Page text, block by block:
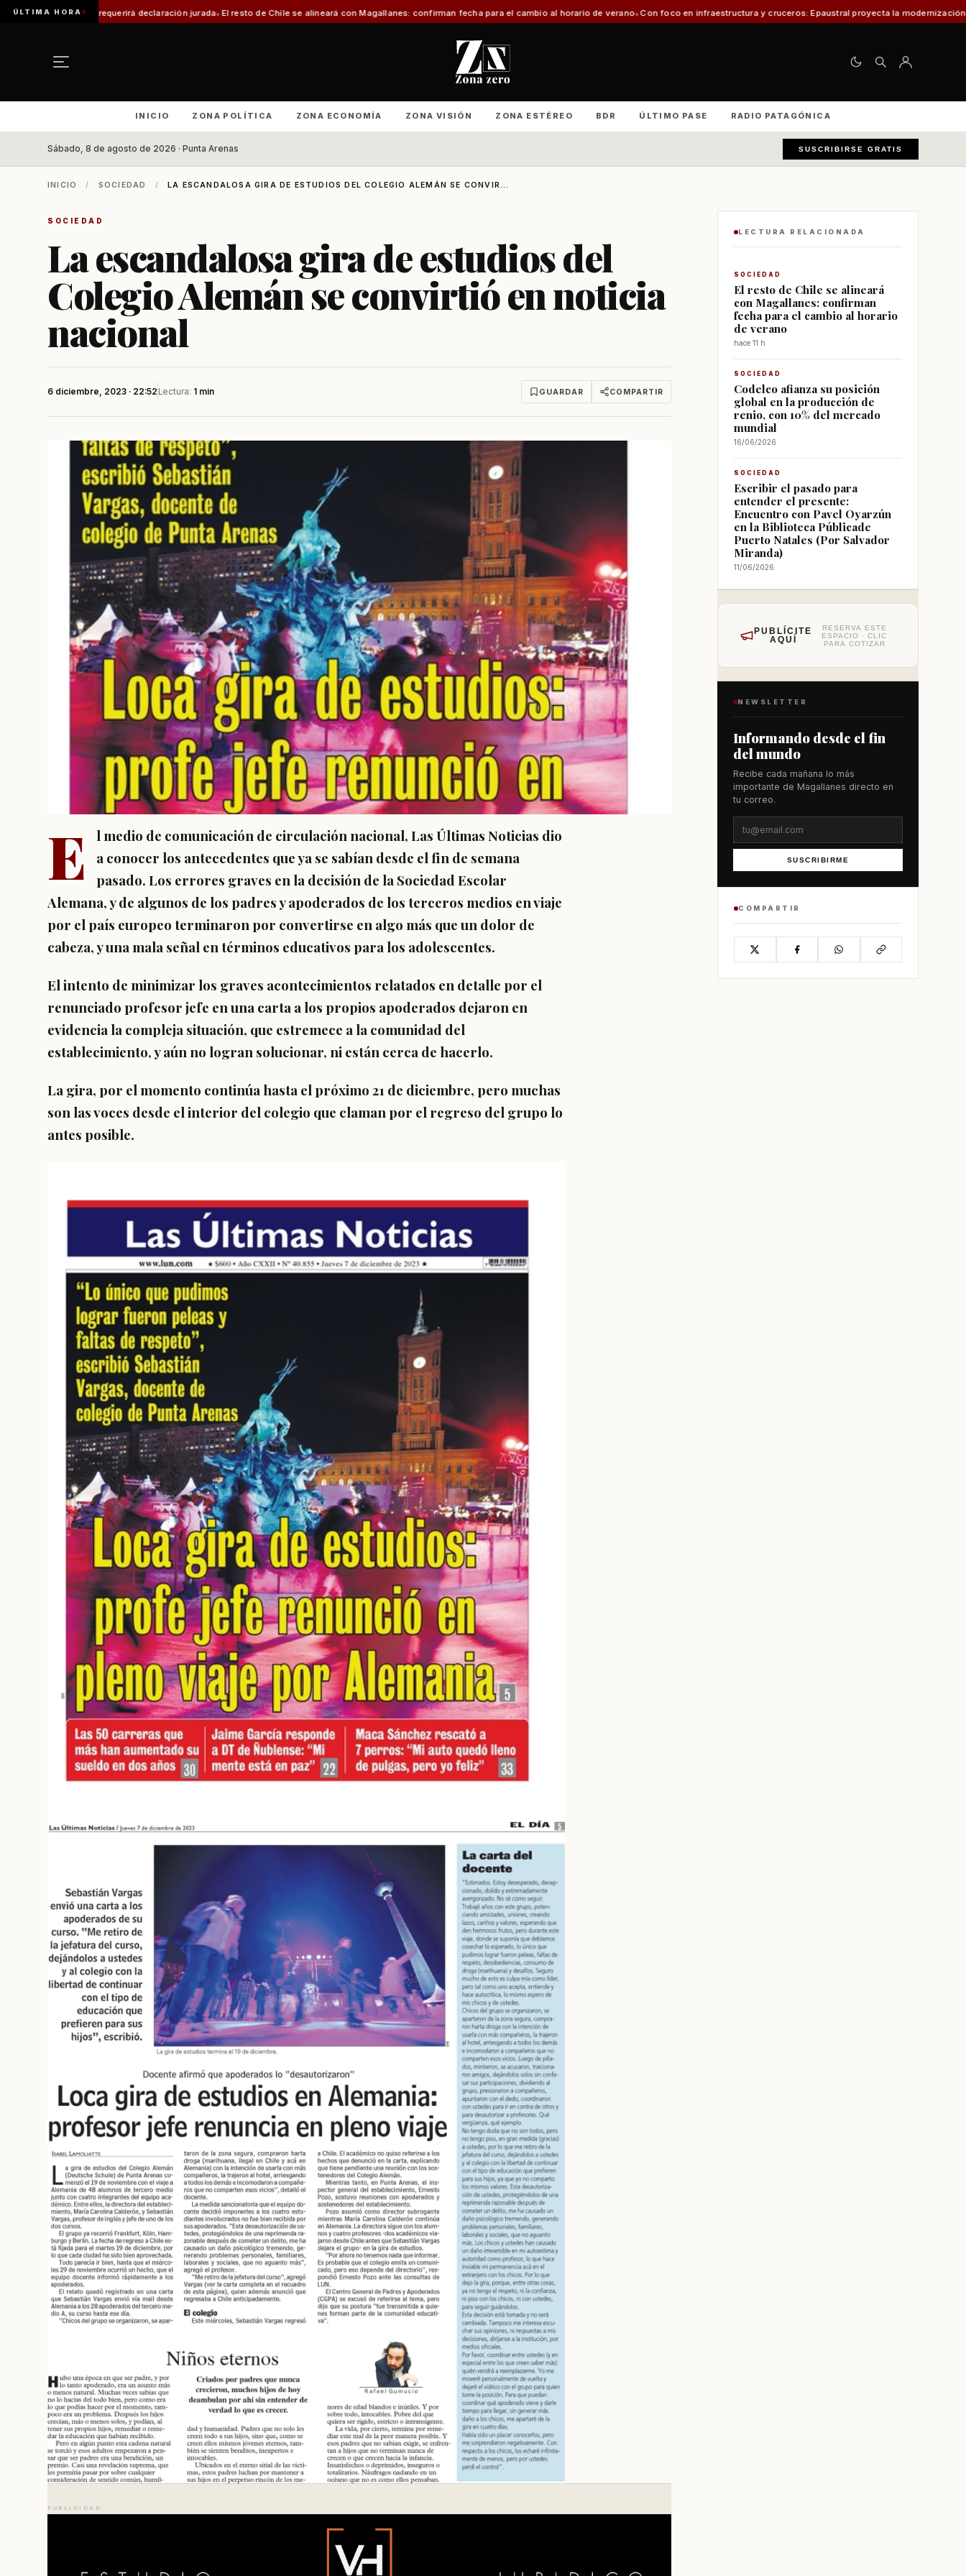
ÚLTIMA HORA
declaración jurada El resto de Chile se alineará con Magallanes: confirman fecha para el cambio al horario de verano Con foco en infraestructura y cruceros: Epaustral proyecta la modernización portuaria para el desarrollo
INICIO ZONA POLÍTICA ZONA ECONOMÍA ZONA VISIÓN ZONA ESTÉREO BDR ÚLTIMO PASE RADIO PATAGÓNICA
Sábado, 8 de agosto de 2026 · Punta Arenas SUSCRIBIRSE GRATIS
INICIO / SOCIEDAD / LA ESCANDALOSA GIRA DE ESTUDIOS DEL COLEGIO ALEMÁN SE CONVIR...
SOCIEDAD
La escandalosa gira de estudios del
Colegio Alemán se convirtió en noticia
nacional
6 diciembre, 2023 · 22:52 Lectura: 1 min GUARDAR COMPARTIR
E
l medio de comunicación de circulación nacional, Las Últimas Noticias dio
a conocer los antecedentes que ya se sabían desde el fin de semana
pasado. Los errores graves en la decisión de la Sociedad Escolar
Alemana, y de algunos de los padres y apoderados de los terceros medios en viaje
por el país europeo terminaron por convertirse en algo más que un dolor de
cabeza, y una mala señal en términos educativos para los adolescentes.
El intento de minimizar los graves acontecimientos relatados en detalle por el
renunciado profesor jefe en una carta a los propios apoderados dejaron en
evidencia la compleja situación, que estremece a la comunidad del
establecimiento, y aún no logran solucionar, ni están cerca de hacerlo.
La gira, por el momento continúa hasta el próximo 21 de diciembre, pero muchas
son las voces desde el interior del colegio que claman por el regreso del grupo lo
antes posible.
PUBLICIDAD
LECTURA RELACIONADA
SOCIEDAD
El resto de Chile se alineará
con Magallanes: confirman
fecha para el cambio al horario
de verano
hace 11 h
SOCIEDAD
Codelco afianza su posición
global en la producción de
renio, con 10% del mercado
mundial
16/06/2026
SOCIEDAD
Escribir el pasado para
entender el presente:
Encuentro con Pavel Oyarzún
en la Biblioteca Públicade
Puerto Natales (Por Salvador
Miranda)
11/06/2026
PUBLÍCITE
AQUÍ
RESERVA ESTE
ESPACIO · CLIC
PARA COTIZAR
NEWSLETTER
Informando desde el fin
del mundo
Recibe cada mañana lo más
importante de Magallanes directo en
tu correo.
SUSCRIBIRME
COMPARTIR